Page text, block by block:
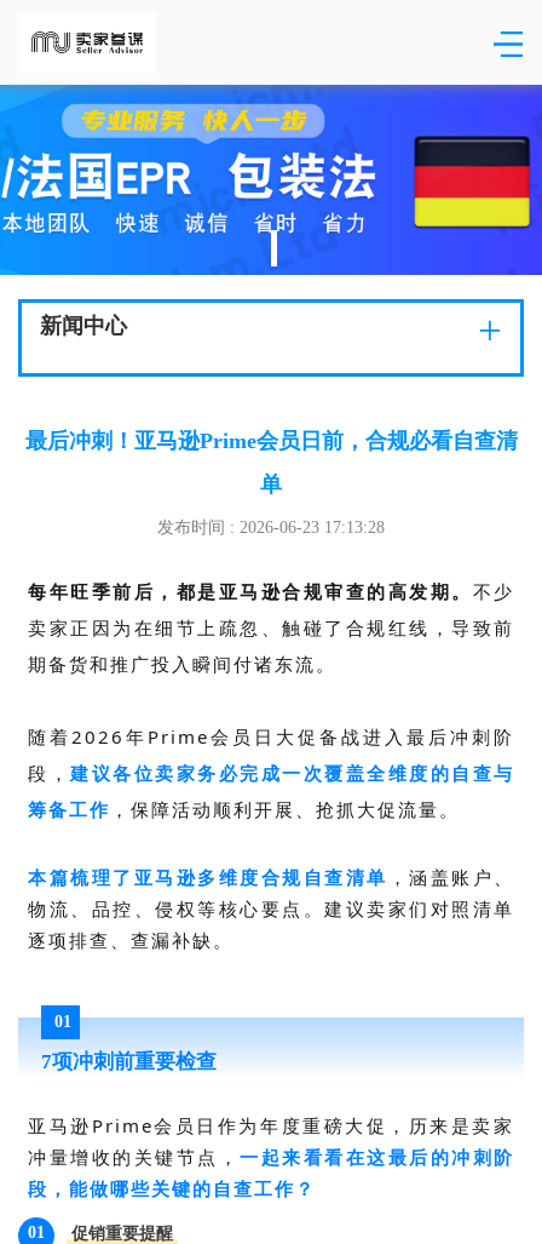
新闻中心 +
最后冲刺！亚马逊Prime会员日前，合规必看自查清
单
发布时间 : 2026-06-23 17:13:28
每年旺季前后，都是亚马逊合规审查的高发期。 不少
卖家正因为在细节上疏忽、触碰了合规红线，导致前
期备货和推广投入瞬间付诸东流。
随着2026年Prime会员日大促备战进入最后冲刺阶
段， 建议各位卖家务必完成一次覆盖全维度的自查与
筹备工作 ， 保障活动顺利开展、抢抓大促流量。
本篇梳理了亚马逊多维度合规自查清单 ， 涵盖账户、
物流、品控、侵权等核心要点 。建议卖家们对照清单
逐项排查、查漏补缺。
01
7项冲刺前重要检查
亚马逊Prime会员日作为年度重磅大促，历来是卖家
冲量增收的关键节点， 一起来看看在这最后的冲刺阶
段，能做哪些关键的自查工作？
01 促销重要提醒